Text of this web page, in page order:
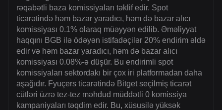
rəqabətli baza komissiyaları təklif edir. Spot
ticarətində həm bazar yaradıcı, həm də bazar alıcı
komissiyası 0.1% olaraq müəyyən edilib. Əməliyyat
haqqını BGB ilə ödəyən istifadəçilər 20% endirim əldə
edir və həm bazar yaradıcı, həm də bazar alıcı
komissiyası 0.08%-ə düşür. Bu endirimli spot
komissiyaları sektordakı bir çox iri platformadan daha
aşağıdır. Fyuçers ticarətində Bitget seçilmiş ticarət
cütləri üzrə tez-tez məhdud müddətli 0 komissiya
kampaniyaları təqdim edir. Bu, xüsusilə yüksək